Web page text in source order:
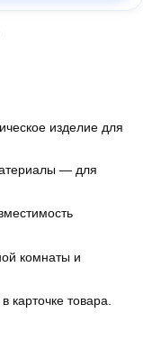
изделие для
— для
комнаты и
товара.